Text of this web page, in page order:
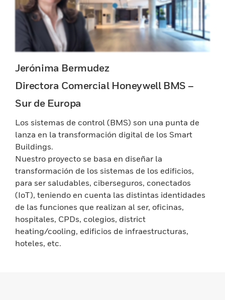
Jerónima Bermudez
Directora Comercial Honeywell BMS –
Sur de Europa
Los sistemas de control (BMS) son una punta de
lanza en la transformación digital de los Smart
Buildings.
Nuestro proyecto se basa en diseñar la
transformación de los sistemas de los edificios,
para ser saludables, ciberseguros, conectados
(IoT), teniendo en cuenta las distintas identidades
de las funciones que realizan al ser, oficinas,
hospitales, CPDs, colegios, district
heating/cooling, edificios de infraestructuras,
hoteles, etc.